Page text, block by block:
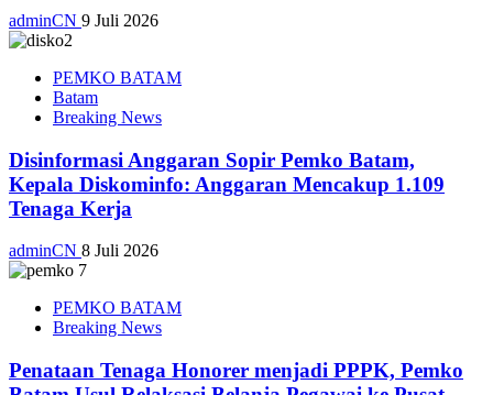
adminCN 9 Juli 2026
PEMKO BATAM
Batam
Breaking News
Disinformasi Anggaran Sopir Pemko Batam,
Kepala Diskominfo: Anggaran Mencakup 1.109
Tenaga Kerja
adminCN 8 Juli 2026
PEMKO BATAM
Breaking News
Penataan Tenaga Honorer menjadi PPPK, Pemko